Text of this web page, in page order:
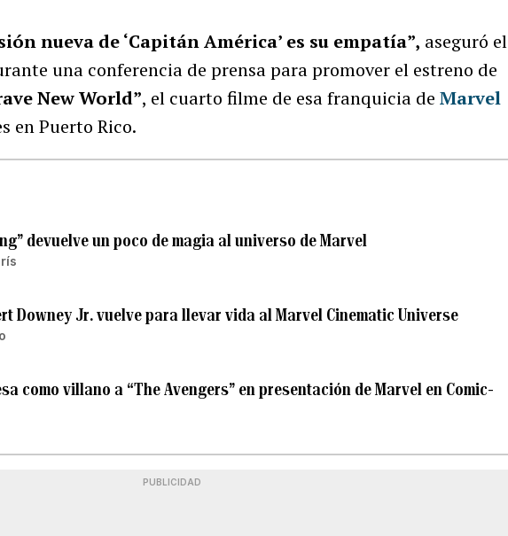
nueva de ‘Capitán América’ es su empatía”, aseguró el
una conferencia de prensa para promover el estreno de
New World”, el cuarto filme de esa franquicia deMarvel
en Puerto Rico.
devuelve un poco de magia al universo de Marvel
Downey Jr. vuelve para llevar vida al Marvel Cinematic Universe
como villano a “The Avengers” en presentación de Marvel en Comic-
PUBLICIDAD